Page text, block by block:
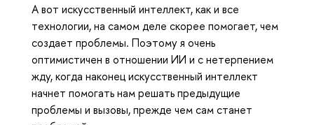
А вот искусственный интеллект, как и все
технологии, на самом деле скорее помогает, чем
создает проблемы. Поэтому я очень
оптимистичен в отношении ИИ и с нетерпением
жду, когда наконец искусственный интеллект
начнет помогать нам решать предыдущие
проблемы и вызовы, прежде чем сам станет